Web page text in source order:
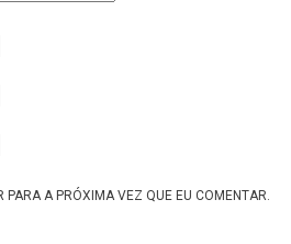
PARA A PRÓXIMA VEZ QUE EU COMENTAR.